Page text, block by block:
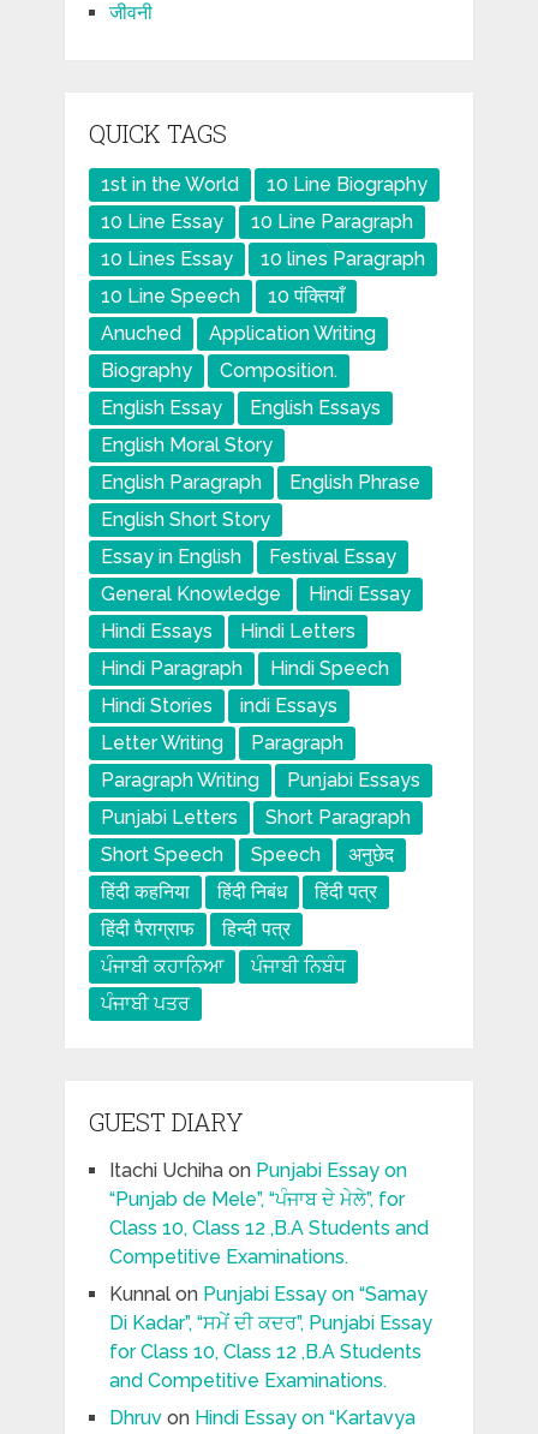
जीवनी
QUICK TAGS
1st in the World
10 Line Biography
10 Line Essay
10 Line Paragraph
10 Lines Essay
10 lines Paragraph
10 Line Speech
10 पंक्तियाँ
Anuched
Application Writing
Biography
Composition.
English Essay
English Essays
English Moral Story
English Paragraph
English Phrase
English Short Story
Essay in English
Festival Essay
General Knowledge
Hindi Essay
Hindi Essays
Hindi Letters
Hindi Paragraph
Hindi Speech
Hindi Stories
indi Essays
Letter Writing
Paragraph
Paragraph Writing
Punjabi Essays
Punjabi Letters
Short Paragraph
Short Speech
Speech
अनुछेद
हिंदी कहनिया
हिंदी निबंध
हिंदी पत्र
हिंदी पैराग्राफ
हिन्दी पत्र
ਪੰਜਾਬੀ ਕਹਾਨਿਆ
ਪੰਜਾਬੀ ਨਿਬੰਧ
ਪੰਜਾਬੀ ਪਤਰ
GUEST DIARY
Itachi Uchihaon Punjabi Essay on
“Punjab de Mele”, “ਪੰਜਾਬ ਦੇ ਮੇਲੇ”, for
Class 10, Class 12 ,B.A Students and
Competitive Examinations.
Kunnalon Punjabi Essay on “Samay
Di Kadar”, “ਸਮੇਂ ਦੀ ਕਦਰ”, Punjabi Essay
for Class 10, Class 12 ,B.A Students
and Competitive Examinations.
Dhruvon Hindi Essay on “Kartavya